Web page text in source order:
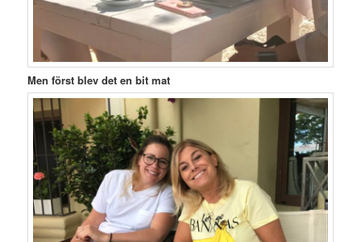
Men först blev det en bit mat